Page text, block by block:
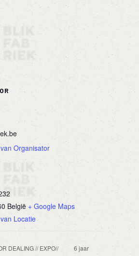
België + Google Maps
Locatie
Organisator
DEALING // EXPO//
6 jaar